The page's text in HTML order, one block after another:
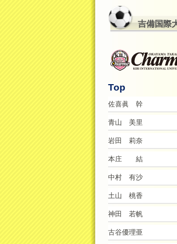
吉備国際
Top
佐喜眞 幹
青山 美里
岩田 莉奈
本庄 結
中村 有沙
土山 桃香
神田 若帆
古谷優理亜